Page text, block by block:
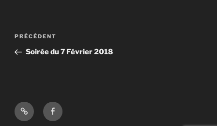
Navigation
l’article
Article
précédent
PRÉCÉDENT
Soirée du 7 Février 2018
Shop Facebook